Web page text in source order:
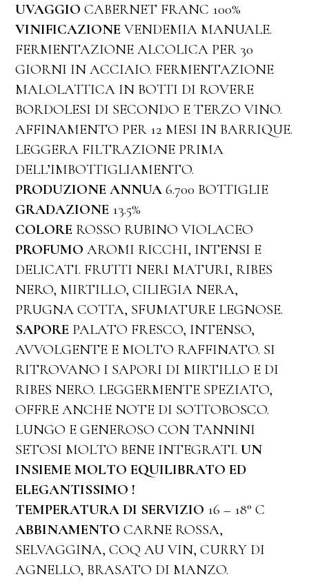
UVAGGIO CABERNET FRANC 100%
VINIFICAZIONE VENDEMIA MANUALE.
FERMENTAZIONE ALCOLICA PER 30
GIORNI IN ACCIAIO. FERMENTAZIONE
MALOLATTICA IN BOTTI DI ROVERE
BORDOLESI DI SECONDO E TERZO VINO.
AFFINAMENTO PER 12 MESI IN BARRIQUE.
LEGGERA FILTRAZIONE PRIMA
DELL’IMBOTTIGLIAMENTO.
PRODUZIONE ANNUA 6.700 BOTTIGLIE
GRADAZIONE 13.5%
COLORE ROSSO RUBINO VIOLACEO
PROFUMOAROMI RICCHI, INTENSI E
DELICATI. FRUTTI NERI MATURI, RIBES
NERO, MIRTILLO, CILIEGIA NERA,
PRUGNA COTTA, SFUMATURE LEGNOSE.
SAPORE PALATO FRESCO, INTENSO,
AVVOLGENTE E MOLTO RAFFINATO. SI
RITROVANO I SAPORI DI MIRTILLO E DI
RIBES NERO. LEGGERMENTE SPEZIATO,
OFFRE ANCHE NOTE DI SOTTOBOSCO.
LUNGO E GENEROSO CON TANNINI
SETOSI MOLTO BENE INTEGRATI.UN
INSIEME MOLTO EQUILIBRATO ED
ELEGANTISSIMO !
TEMPERATURA DI SERVIZIO 16 – 18° C
ABBINAMENTO CARNE ROSSA,
SELVAGGINA, COQ AU VIN, CURRY DI
AGNELLO, BRASATO DI MANZO.